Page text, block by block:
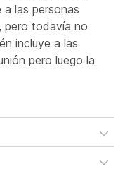
las personas
pero todavía no
incluye a las
pero luego la